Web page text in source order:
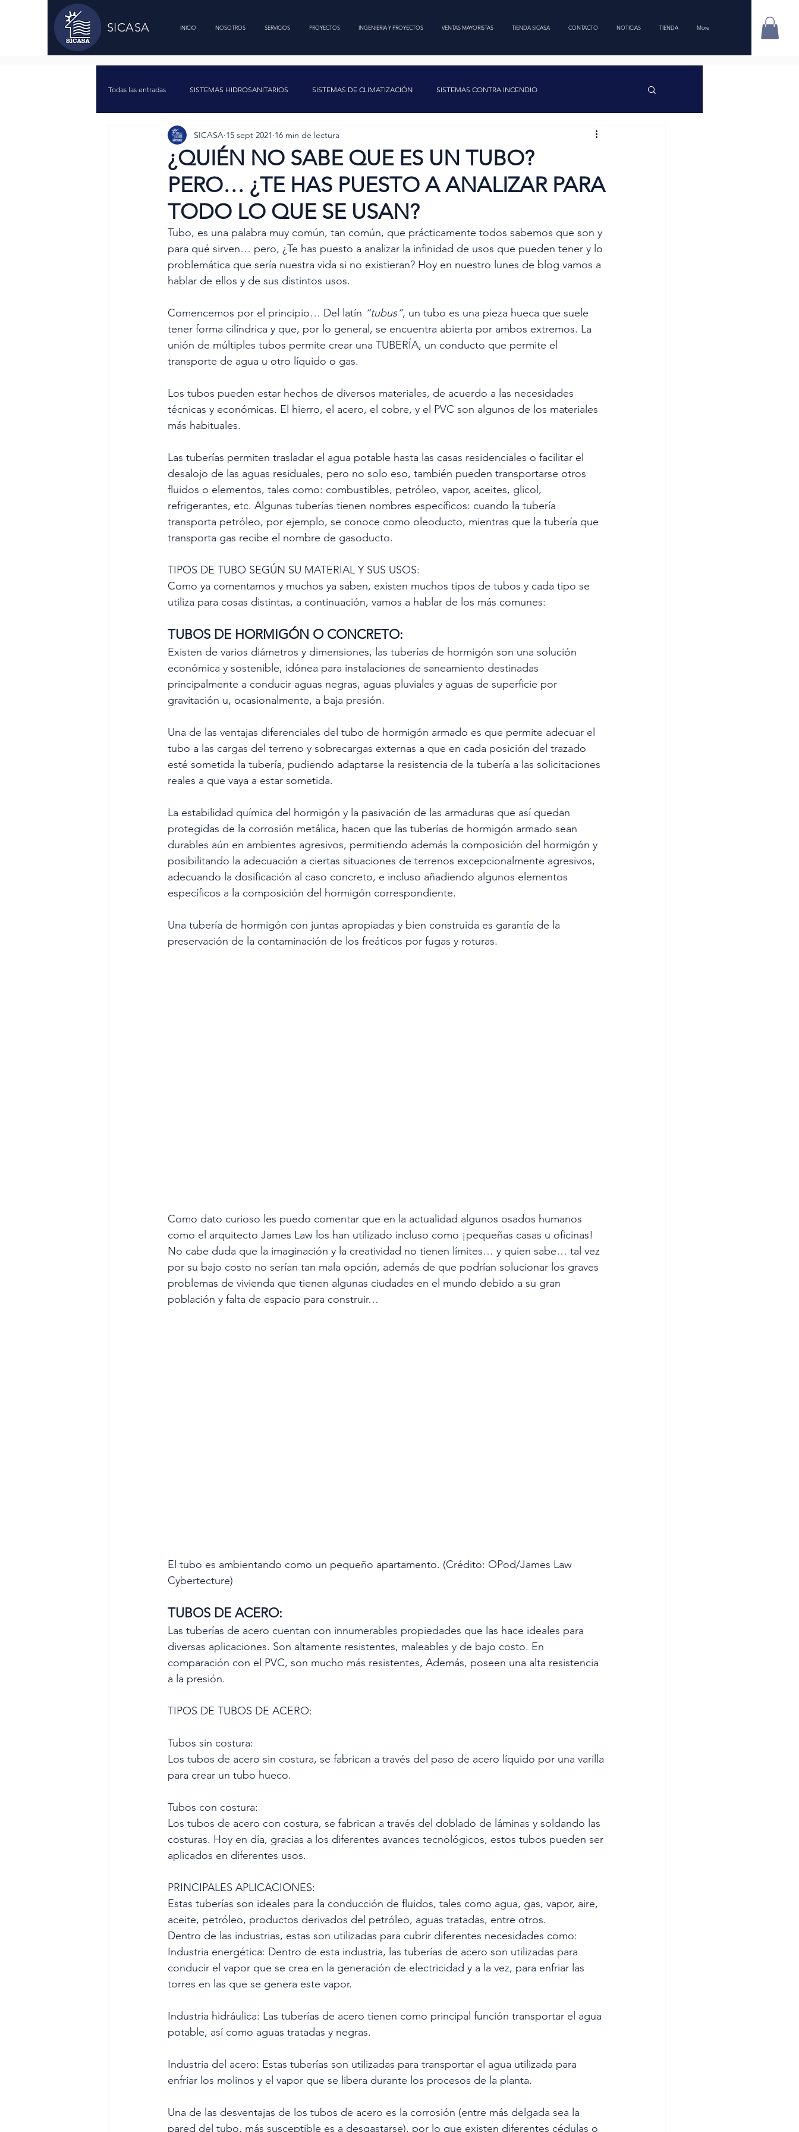
SICASA INICIO NOSOTROS SERVICIOS PROYECTOS INGENIERIA Y PROYECTOS VENTAS MAYORISTAS TIENDA SICASA CONTACTO NOTICIAS TIENDA More
Todas las entradas SISTEMAS HIDROSANITARIOS SISTEMAS DE CLIMATIZACIÓN SISTEMAS CONTRA INCENDIO
BEMBEO Y FILTRACIÓN DE PISCINAS SISTEMAS HIDRÓNICOS
SISTEMAS DE AUTOMATIZACIÓN INGENIERÍA TROPICALIZACIÓN SISTEMAS HVAC SOCIALES SICASA SALUD
SERVICIOS
¿QUIÉN NO SABE QUE ES UN TUBO?
PERO… ¿TE HAS PUESTO A ANALIZAR PARA
TODO LO QUE SE USAN?
SICASA 15 sept 2021 16 min de lectura
Tubo, es una palabra muy común, tan común, que prácticamente todos sabemos que son y
para qué sirven… pero, ¿Te has puesto a analizar la infinidad de usos que pueden tener y lo
problemática que sería nuestra vida si no existieran? Hoy en nuestro lunes de blog vamos a
hablar de ellos y de sus distintos usos.
Comencemos por el principio… Del latín “tubus”, un tubo es una pieza hueca que suele
tener forma cilíndrica y que, por lo general, se encuentra abierta por ambos extremos. La
unión de múltiples tubos permite crear una TUBERÍA, un conducto que permite el
transporte de agua u otro líquido o gas.
Los tubos pueden estar hechos de diversos materiales, de acuerdo a las necesidades
técnicas y económicas. El hierro, el acero, el cobre, y el PVC son algunos de los materiales
más habituales.
Las tuberías permiten trasladar el agua potable hasta las casas residenciales o facilitar el
desalojo de las aguas residuales, pero no solo eso, también pueden transportarse otros
fluidos o elementos, tales como: combustibles, petróleo, vapor, aceites, glicol,
refrigerantes, etc. Algunas tuberías tienen nombres específicos: cuando la tubería
transporta petróleo, por ejemplo, se conoce como oleoducto, mientras que la tubería que
transporta gas recibe el nombre de gasoducto.
TIPOS DE TUBO SEGÚN SU MATERIAL Y SUS USOS:
Como ya comentamos y muchos ya saben, existen muchos tipos de tubos y cada tipo se
utiliza para cosas distintas, a continuación, vamos a hablar de los más comunes:
TUBOS DE HORMIGÓN O CONCRETO:
Existen de varios diámetros y dimensiones, las tuberías de hormigón son una solución
económica y sostenible, idónea para instalaciones de saneamiento destinadas
principalmente a conducir aguas negras, aguas pluviales y aguas de superficie por
gravitación u, ocasionalmente, a baja presión.
Una de las ventajas diferenciales del tubo de hormigón armado es que permite adecuar el
tubo a las cargas del terreno y sobrecargas externas a que en cada posición del trazado
esté sometida la tubería, pudiendo adaptarse la resistencia de la tubería a las solicitaciones
reales a que vaya a estar sometida.
La estabilidad química del hormigón y la pasivación de las armaduras que así quedan
protegidas de la corrosión metálica, hacen que las tuberías de hormigón armado sean
durables aún en ambientes agresivos, permitiendo además la composición del hormigón y
posibilitando la adecuación a ciertas situaciones de terrenos excepcionalmente agresivos,
adecuando la dosificación al caso concreto, e incluso añadiendo algunos elementos
específicos a la composición del hormigón correspondiente.
Una tubería de hormigón con juntas apropiadas y bien construida es garantía de la
preservación de la contaminación de los freáticos por fugas y roturas.
Como dato curioso les puedo comentar que en la actualidad algunos osados humanos
como el arquitecto James Law los han utilizado incluso como ¡pequeñas casas u oficinas!
No cabe duda que la imaginación y la creatividad no tienen límites… y quien sabe… tal vez
por su bajo costo no serían tan mala opción, además de que podrían solucionar los graves
problemas de vivienda que tienen algunas ciudades en el mundo debido a su gran
población y falta de espacio para construir…
El tubo es ambientando como un pequeño apartamento. (Crédito: OPod/James Law
Cybertecture)
TUBOS DE ACERO:
Las tuberías de acero cuentan con innumerables propiedades que las hace ideales para
diversas aplicaciones. Son altamente resistentes, maleables y de bajo costo. En
comparación con el PVC, son mucho más resistentes, Además, poseen una alta resistencia
a la presión.
TIPOS DE TUBOS DE ACERO:
Tubos sin costura:
Los tubos de acero sin costura, se fabrican a través del paso de acero líquido por una varilla
para crear un tubo hueco.
Tubos con costura:
Los tubos de acero con costura, se fabrican a través del doblado de láminas y soldando las
costuras. Hoy en día, gracias a los diferentes avances tecnológicos, estos tubos pueden ser
aplicados en diferentes usos.
PRINCIPALES APLICACIONES:
Estas tuberías son ideales para la conducción de fluidos, tales como agua, gas, vapor, aire,
aceite, petróleo, productos derivados del petróleo, aguas tratadas, entre otros.
Dentro de las industrias, estas son utilizadas para cubrir diferentes necesidades como:
Industria energética: Dentro de esta industria, las tuberías de acero son utilizadas para
conducir el vapor que se crea en la generación de electricidad y a la vez, para enfriar las
torres en las que se genera este vapor.
Industria hidráulica: Las tuberías de acero tienen como principal función transportar el agua
potable, así como aguas tratadas y negras.
Industria del acero: Estas tuberías son utilizadas para transportar el agua utilizada para
enfriar los molinos y el vapor que se libera durante los procesos de la planta.
Una de las desventajas de los tubos de acero es la corrosión (entre más delgada sea la
pared del tubo, más susceptible es a desgastarse), por lo que existen diferentes cédulas o